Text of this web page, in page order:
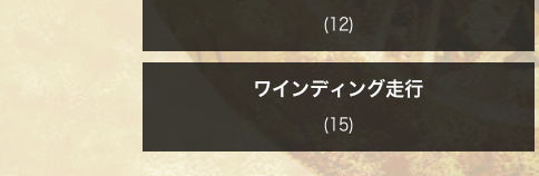
(12)
ワインディング走行
(15)